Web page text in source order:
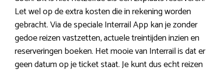
Let wel op de extra kosten die in rekening worden
gebracht. Via de speciale Interrail App kan je zonder
gedoe reizen vastzetten, actuele treintijden inzien en
reserveringen boeken. Het mooie van Interrail is dat er
geen datum op je ticket staat. Je kunt dus echt reizen